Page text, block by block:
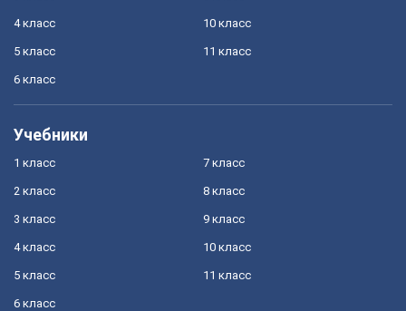
4 класс
5 класс
6 класс
10 класс
11 класс
Учебники
1 класс
2 класс
3 класс
4 класс
5 класс
6 класс
7 класс
8 класс
9 класс
10 класс
11 класс